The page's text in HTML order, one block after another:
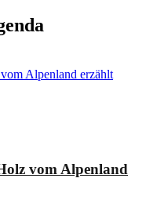
vom Alpenland